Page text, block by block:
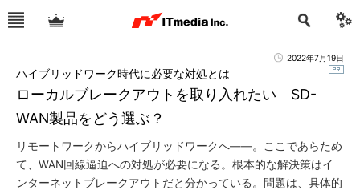
2022年7月19日
ローカルブレークアウトを取り入れたい SD-
WAN製品をどう選ぶ？
ハイブリッドワーク時代に必要な対処とは
リモートワークからハイブリッドワークへ――。ここであらため
て、WAN回線逼迫への対処が必要になる。根本的な解決策はイ
ンターネットブレークアウトだと分かっている。問題は、具体的